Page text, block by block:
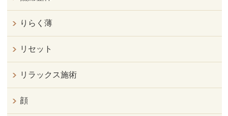
りらく薄
リセット
リラックス施術
顔